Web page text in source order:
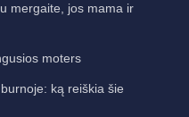
mergaite, jos mama ir
moters
ką reiškia šie